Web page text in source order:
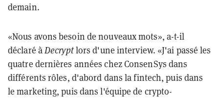
demain.
«Nous avons besoin de nouveaux mots», a-t-il
déclaré àDecryptlors d'une interview. «J'ai passé les
quatre dernières années chez ConsenSys dans
différents rôles, d'abord dans la fintech, puis dans
le marketing, puis dans l'équipe de crypto-